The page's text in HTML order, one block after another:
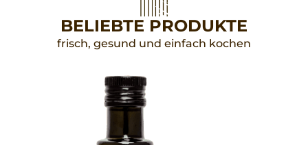
BELIEBTE PRODUKTE
frisch, gesund und einfach kochen